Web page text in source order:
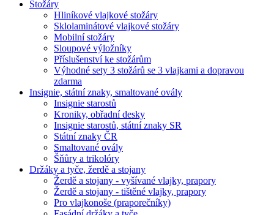
Stožáry
Hliníkové vlajkové stožáry
Sklolaminátové vlajkové stožáry
Mobilní stožáry
Sloupové výložníky
Příslušenství ke stožárům
Výhodné sety 3 stožárů se 3 vlajkami a dopravou
zdarma
Insignie, státní znaky, smaltované ovály
Insignie starostů
Kroniky, obřadní desky
Insignie starostů, státní znaky SR
Státní znaky ČR
Smaltované ovály
Šňůry a trikolóry
Držáky a tyče, žerdě a stojany
Žerdě a stojany - vyšívané vlajky, prapory
Žerdě a stojany - tištěné vlajky, prapory
Pro vlajkonoše (praporečníky)